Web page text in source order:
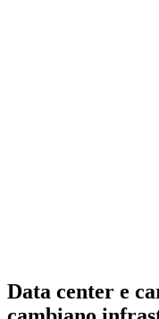
Data center e